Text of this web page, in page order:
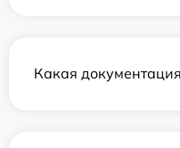
Какая